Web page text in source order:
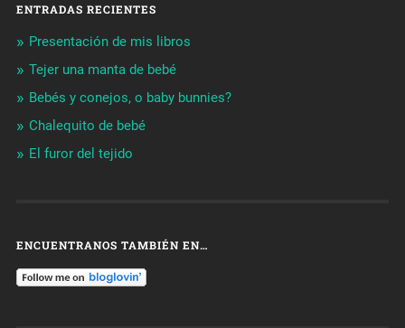
ENTRADAS RECIENTES
Presentación de mis libros
Tejer una manta de bebé
Bebés y conejos, o baby bunnies?
Chalequito de bebé
El furor del tejido
ENCUENTRANOS TAMBIÉN EN…